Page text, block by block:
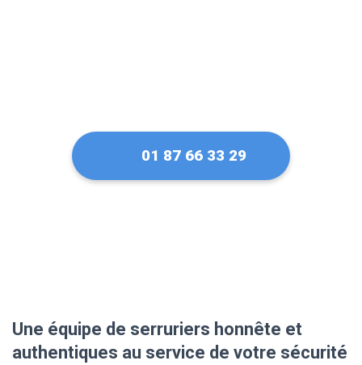
01 87 66 33 29
Une équipe de serruriers honnête et
authentiques au service de votre sécurité